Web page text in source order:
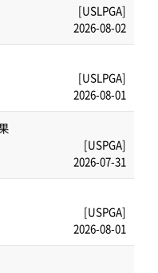
[USLPGA]
2026-08-02
[USLPGA]
2026-08-01
[USPGA]
2026-07-31
[USPGA]
2026-08-01